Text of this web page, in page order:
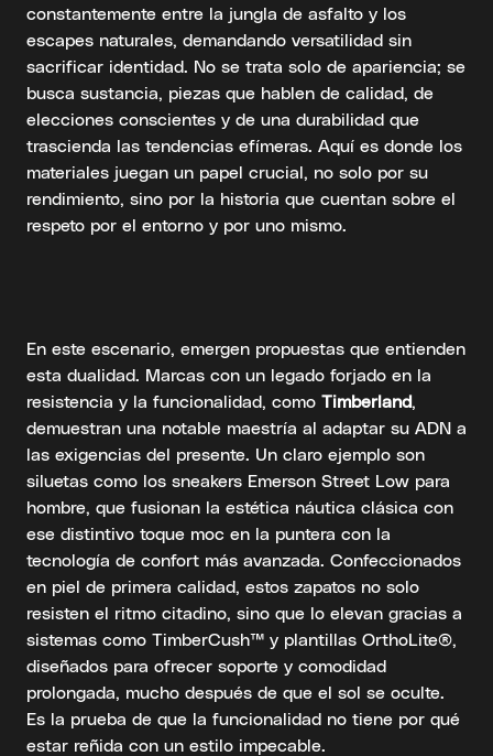
constantemente entre la jungla de asfalto y los
escapes naturales, demandando versatilidad sin
sacrificar identidad. No se trata solo de apariencia; se
busca sustancia, piezas que hablen de calidad, de
elecciones conscientes y de una durabilidad que
trascienda las tendencias efímeras. Aquí es donde los
materiales juegan un papel crucial, no solo por su
rendimiento, sino por la historia que cuentan sobre el
respeto por el entorno y por uno mismo.
En este escenario, emergen propuestas que entienden
esta dualidad. Marcas con un legado forjado en la
resistencia y la funcionalidad, como Timberland,
demuestran una notable maestría al adaptar su ADN a
las exigencias del presente. Un claro ejemplo son
siluetas como los sneakers Emerson Street Low para
hombre, que fusionan la estética náutica clásica con
ese distintivo toque moc en la puntera con la
tecnología de confort más avanzada. Confeccionados
en piel de primera calidad, estos zapatos no solo
resisten el ritmo citadino, sino que lo elevan gracias a
sistemas como TimberCush™ y plantillas OrthoLite®,
diseñados para ofrecer soporte y comodidad
prolongada, mucho después de que el sol se oculte.
Es la prueba de que la funcionalidad no tiene por qué
estar reñida con un estilo impecable.